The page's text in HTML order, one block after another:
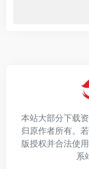
本站大部分下载
归原作者所有。
版授权并合法使
系